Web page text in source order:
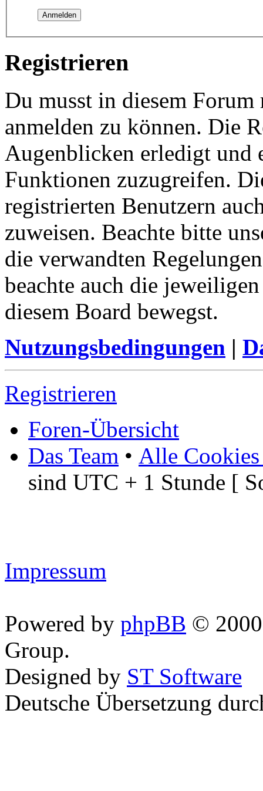
Registrieren
Du musst in diesem
anmelden zu können. Die
Augenblicken erledigt und
Funktionen zuzugreifen.
registrierten Benutzern
zuweisen. Beachte bitte
die verwandten
beachte auch die
diesem Board bewegst.
Nutzungsbedingungen |
Registrieren
Foren-Übersicht
Das Team • Alle Cookies
sind UTC + 1 Stunde [
Impressum
Powered by phpBB ©
Group.
Designed by ST Software
Deutsche Übersetzung